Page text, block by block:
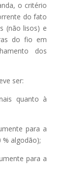
o critério
do fato
(não lisos) e
do fio em
dos
ser:
quanto à
para a
algodão);
para a